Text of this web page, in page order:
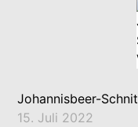
Johannisbeer-
15. Juli 2022